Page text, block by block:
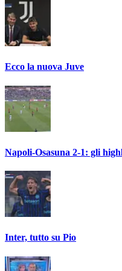
Ecco la nuova Juve
Napoli-Osasuna 2-1: gli
Inter, tutto su Pio